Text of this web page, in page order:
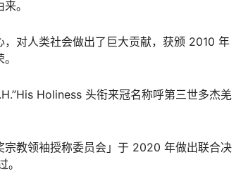
。
对人类社会做出了巨大贡献，获颁 2010 年
Holiness 头衔来冠名称呼第三世多杰羌
教领袖授称委员会」于 2020 年做出联合决